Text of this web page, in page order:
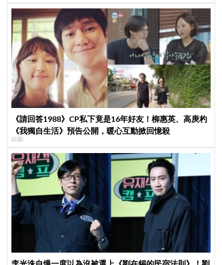
《請回答1988》CP私下竟是16年好友！柳惠英、高庚杓
《我獨自生活》預告公開，暖心互動掀回憶殺
綜藝